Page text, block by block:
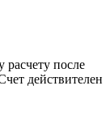
расчету после
действителен